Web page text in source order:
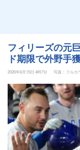
フィリーズの元
ド期限で外野手
2026年6月15日 4時7分
写真：フルカ